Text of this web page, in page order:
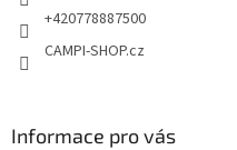
+420778887500
CAMPI-SHOP.cz
Informace pro vás